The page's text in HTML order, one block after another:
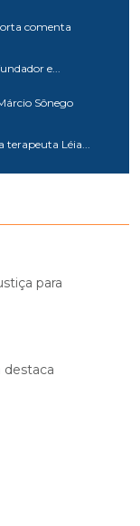
comenta
e...
Sônego
terapeuta Léia...
para
destaca